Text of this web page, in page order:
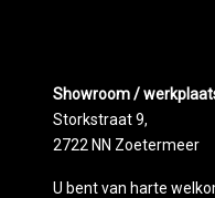
Showroom /
Storkstraat 9,
2722 NN Zoetermeer
U bent van harte